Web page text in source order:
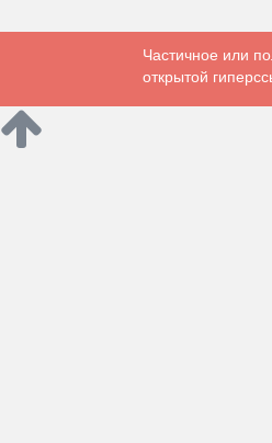
Частичное или
открытой